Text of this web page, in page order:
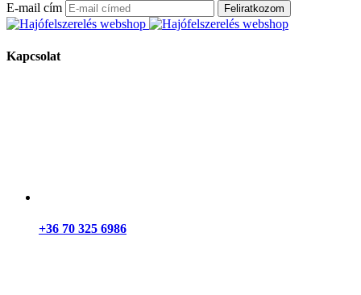
E-mail cím
Feliratkozom
Kapcsolat
+36 70 325 6986